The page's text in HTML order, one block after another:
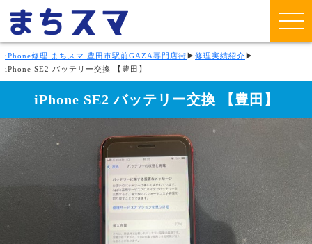
iPhone修理 まちスマ 豊田市駅前GAZA専門店街 ▶ 修理実績紹介 ▶
iPhone SE2 バッテリー交換 【豊田】
iPhone SE2 バッテリー交換 【豊田】